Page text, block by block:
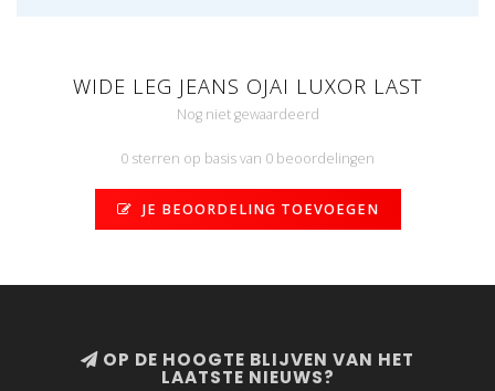
WIDE LEG JEANS OJAI LUXOR LAST
Nog niet gewaardeerd
0 sterren op basis van 0 beoordelingen
JE BEOORDELING TOEVOEGEN
OP DE HOOGTE BLIJVEN VAN HET
LAATSTE NIEUWS?